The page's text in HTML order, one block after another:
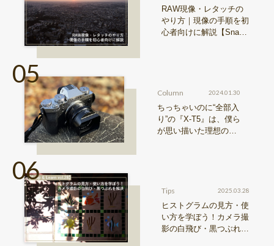
RAW現像・レタッチの
やり方｜現像の手順を初
心者向けに解説【Snap
Column 2024.01.30
ちっちゃいのに“全部入
り”の『X-T5』は、僕ら
が思い描いた理想の写
Tips 2025.03.28
ヒストグラムの見方・使
い方を学ぼう！カメラ撮
影の白飛び・黒つぶれを